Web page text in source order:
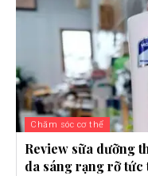
Chăm sóc cơ thể
Review sữa dưỡng
da sáng rạng rỡ tức